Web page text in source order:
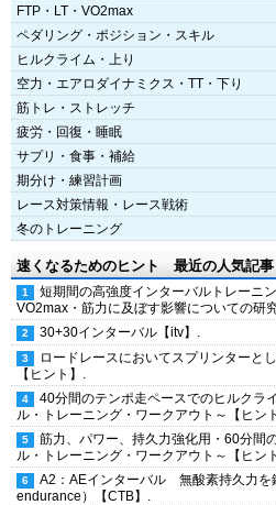
FTP・LT・VO2max
ペダリング・ポジション・スキル
ヒルクライム・上り
空力・エアロダイナミクス・TT・下り
筋トレ・ストレッチ
疲労・回復・睡眠
サプリ・食事・補給
期分け・練習計画
レース対策情報・レース戦術
冬のトレーニング
速くなるためのヒント 最近の人気記事
短期間の高強度インターバルトレーニ
VO2max・筋力に及ぼす影響についての研
30+30インターバル【itv】.
ロードレースにおいてスプリンターと
【ヒント】.
40分間のテンポ走ペースでのヒルク
ル・トレーニング・ワークアウト～【ヒント
筋力、パワー、持久力強化用・60分
ル・トレーニング・ワークアウト～【ヒント
A2：AEインターバル 無酸素持久力を
endurance）【CTB】.